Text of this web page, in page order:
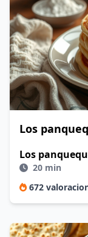
Los
Los
20 min
672